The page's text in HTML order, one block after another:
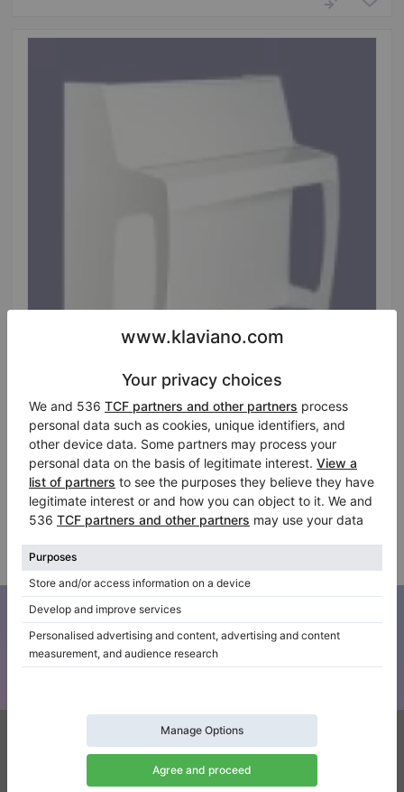
Fråga om pris
Hot
Petrof P 105 — 108 cm upright with refined tone,
51g touch
Hem Featured:42″
Land:USA
Staden:Bloomingdale
Företaget
Prenumerera på vårt nyhetsbrev
Håll dig uppdaterad med alla nyheter från Klaviano